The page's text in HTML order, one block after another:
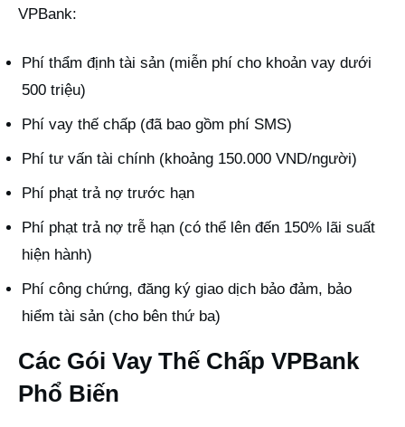
VPBank:
Phí thẩm định tài sản (miễn phí cho khoản vay dưới
500 triệu)
Phí vay thế chấp (đã bao gồm phí SMS)
Phí tư vấn tài chính (khoảng 150.000 VND/người)
Phí phạt trả nợ trước hạn
Phí phạt trả nợ trễ hạn (có thể lên đến 150% lãi suất
hiện hành)
Phí công chứng, đăng ký giao dịch bảo đảm, bảo
hiểm tài sản (cho bên thứ ba)
Các Gói Vay Thế Chấp VPBank
Phổ Biến